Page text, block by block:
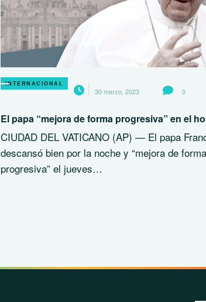
INTERNACIONAL
30 marzo, 2023 0
El papa “mejora de forma progresiva” en el
CIUDAD DEL VATICANO (AP) — El papa
descansó bien por la noche y “mejora de forma
progresiva” el jueves…